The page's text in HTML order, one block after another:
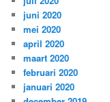
juni 2020
mei 2020
april 2020
maart 2020
februari 2020
januari 2020